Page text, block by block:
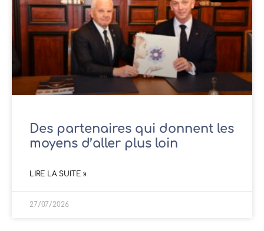
Des partenaires qui donnent les
moyens d’aller plus loin
LIRE LA SUITE »
27/07/2026